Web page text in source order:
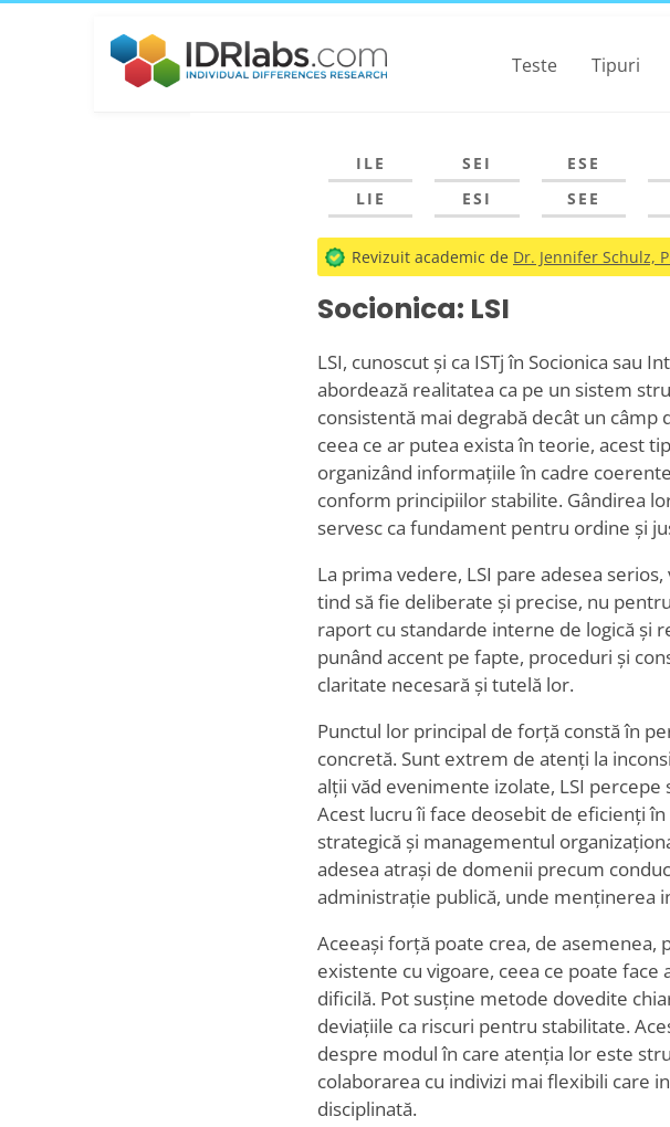
Teste Tipuri
ILE SEI ESE
LIE
ESI SEE
Revizuit academic de Dr. Jennifer Schulz,
Socionica: LSI
LSI, cunoscut și ca ISTj în Socionica sau
abordează realitatea ca pe un sistem
consistentă mai degrabă decât un
ceea ce ar putea exista în teorie, acest
organizând informațiile în cadre
conform principiilor stabilite. Gândirea
servesc ca fundament pentru ordine și
La prima vedere, LSI pare adesea
tind să fie deliberate și precise, nu
raport cu standarde interne de logică și
punând accent pe fapte, proceduri și
claritate necesară și tutelă lor.
Punctul lor principal de forță constă în
concretă. Sunt extrem de atenți la
alții văd evenimente izolate, LSI
Acest lucru îi face deosebit de eficienți
strategică și managementul
adesea atrași de domenii precum
administrație publică, unde menținerea
Aceeași forță poate crea, de
existente cu vigoare, ceea ce poate
dificilă. Pot susține metode dovedite
deviațiile ca riscuri pentru stabilitate.
despre modul în care atenția lor este
colaborarea cu indivizi mai flexibili care
disciplinată.